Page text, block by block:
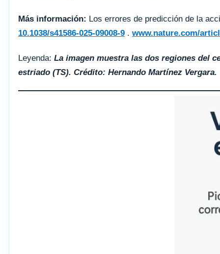
Más información: Los errores de predicción de la
10.1038/s41586-025-09008-9 . www.nature.com/
Leyenda: La imagen muestra las dos regiones del
estriado (TS). Crédito: Hernando Martínez Vergara.